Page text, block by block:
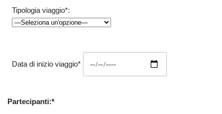
Tipologia viaggio*:
Data di inizio viaggio*
Partecipanti:*